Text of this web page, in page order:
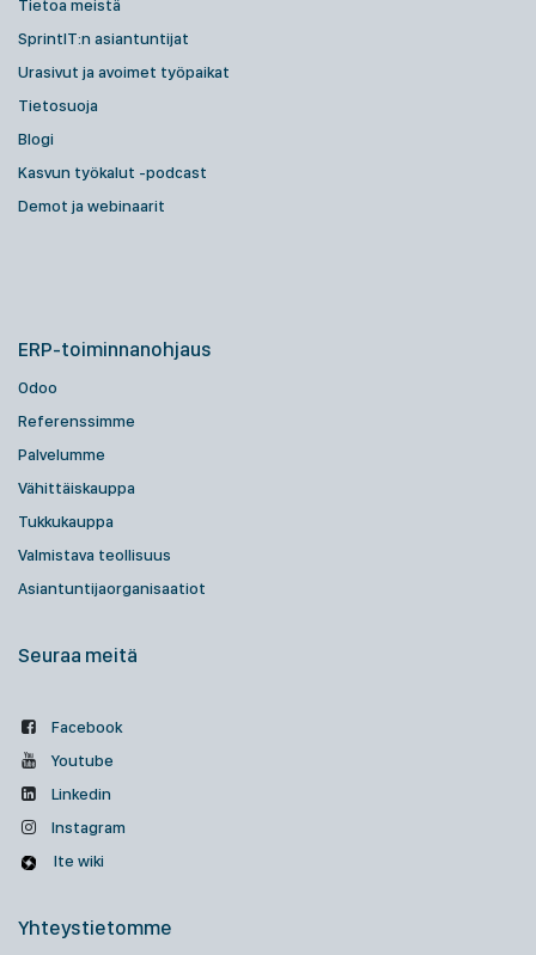
Tietoa meistä
SprintIT:n asiantuntijat
Urasivut ja avoimet työpaikat
Tietosuoja
Blogi
Kasvun työkalut -podcast
Demot ja webinaarit
ERP-toiminnanohjaus
Odoo
Referenssimme
Palvelumme
Vähittäiskauppa
Tukkukauppa
Valmistava teollisuus
Asiantuntijaorganisaatiot
Seuraa meitä
Facebook
Youtube
Linkedin
Instagram
Ite wiki
Yhteystietomme